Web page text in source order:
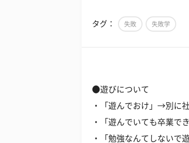
タグ： 失敗 失敗学
●遊びについて
・「遊んでおけ」→別に
・「遊んでいても卒業で
・「勉強なんてしないで